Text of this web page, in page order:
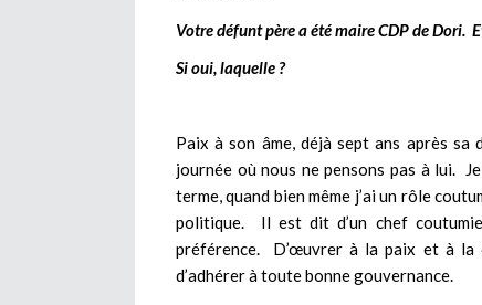
Votre défunt père a été maire CDP de Dori.
Si oui, laquelle ?
Paix à son âme, déjà sept ans après
journée où nous ne pensons pas à lui.
terme, quand bien même j’ai un rôle
politique. Il est dit d’un chef
préférence. D’œuvrer à la paix et à la
d’adhérer à toute bonne gouvernance.